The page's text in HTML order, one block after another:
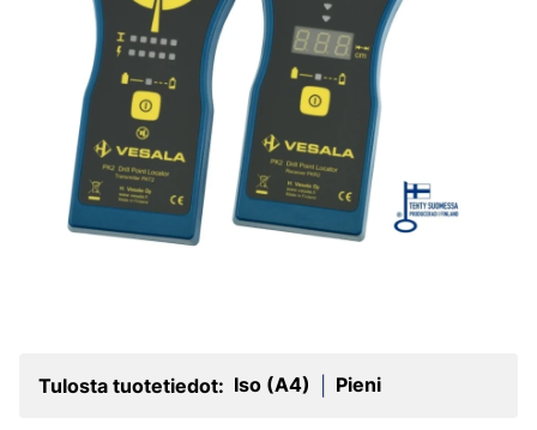
Tulosta tuotetiedot: Iso (A4) Pieni